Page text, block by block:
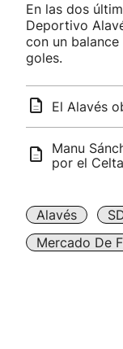
En las dos
Deportivo
con un
goles.
El Alavés
Manu
por el Celta
Alavés
Mercado De